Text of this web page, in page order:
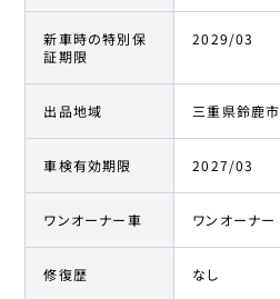
新車時の特別保
証期限
2029/03
出品地域 三重県鈴鹿市
車検有効期限 2027/03
ワンオーナー車 ワンオーナー
修復歴 なし